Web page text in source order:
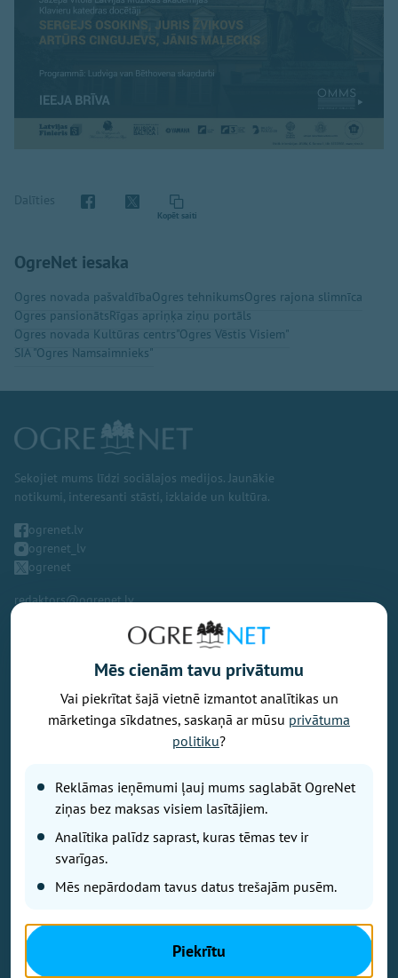
Dalīties
Kopēt saiti
OgreNet iesaka
Ogres novada pašvaldībaOgres tehnikumsOgres rajona slimnīca
Ogres pansionātsRīgas apriņķa ziņu portāls
Ogres novada Kultūras centrs"Ogres Vēstis Visiem"
SIA "Ogres Namsaimnieks"
Sekojiet mums līdzi sociālajos medijos. Jaunākie
notikumi, interesanti stāsti, izklaide un kultūra.
ogrenet.lv
ogrenet_lv
ogrenet
redaktors@ogrenet.lv
Vēlaties izteikt savu viedokli par portālu? Pamanījāt kļūdu? Ir
problēma, ko vēlaties apspriest publiski? Vēlaties iesūtīt rakstu par
Jums aktuālu tēmu? Varbūt Jums vajadzīgs padoms? Rakstiet uz
Izdevējs: SIA "Ogres Balss".
Juridiskā adrese: Lāčplēša iela 24
Ētikas kodeks
Autortiesības
Kontakti
Mēs cienām tavu privātumu
Vai piekrītat šajā vietnē izmantot analītikas un
mārketinga sīkdatnes, saskaņā ar mūsu privātuma
politiku?
Reklāmas ieņēmumi ļauj mums saglabāt OgreNet
ziņas bez maksas visiem lasītājiem.
Analītika palīdz saprast, kuras tēmas tev ir
svarīgas.
Mēs nepārdodam tavus datus trešajām pusēm.
Piekrītu